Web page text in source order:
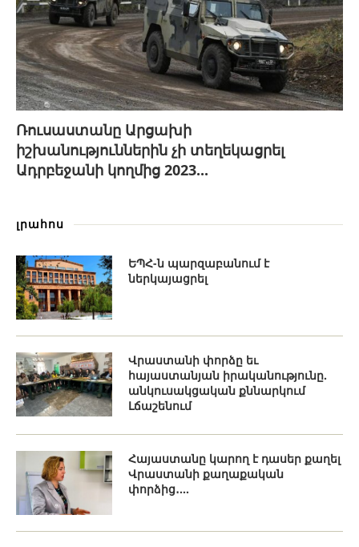
Ռուսաստանը Արցախի
իշխանություններին չի տեղեկացրել
Ադրբեջանի կողմից 2023...
լրահոս
ԵՊՀ-ն պարզաբանում է
ներկայացրել
Վրաստանի փորձը եւ
հայաստանյան իրականությունը.
անկուսակցական քննարկում
Լճաշենում
Հայաստանը կարող է դասեր քաղել
Վրաստանի քաղաքական
փորձից․...